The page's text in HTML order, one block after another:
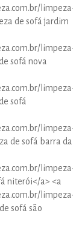
limpeza-
de sofá jardim
limpeza-
sofá nova
limpeza-
sofá
limpeza-
de sofá barra da
limpeza-
niterói</a> <a
limpeza-
sofá são